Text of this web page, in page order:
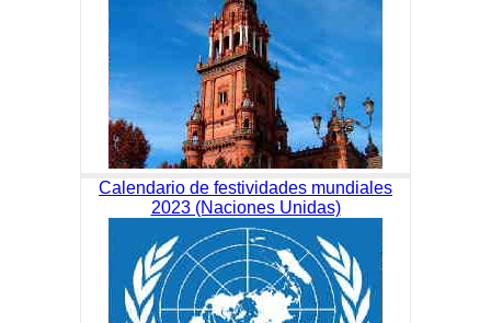
Calendario de festividades mundiales
2023 (Naciones Unidas)